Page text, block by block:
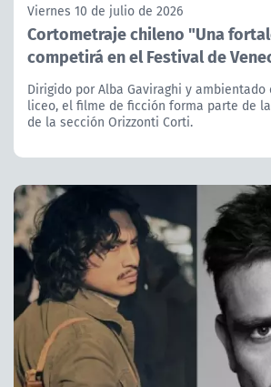
Viernes 10 de julio de 2026
Cortometraje chileno "Una
competirá en el Festival de
Dirigido por Alba Gaviraghi y
liceo, el filme de ficción forma parte de
de la sección Orizzonti Corti.